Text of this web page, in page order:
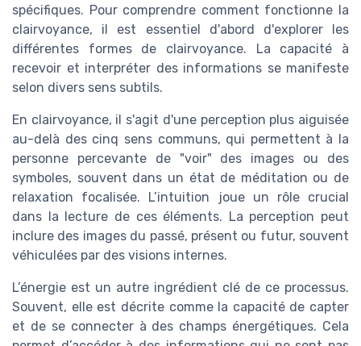
spécifiques. Pour comprendre comment fonctionne la
clairvoyance, il est essentiel d'abord d'explorer les
différentes formes de clairvoyance. La capacité à
recevoir et interpréter des informations se manifeste
selon divers sens subtils.
En clairvoyance, il s'agit d'une perception plus aiguisée
au-delà des cinq sens communs, qui permettent à la
personne percevante de "voir" des images ou des
symboles, souvent dans un état de méditation ou de
relaxation focalisée. L’intuition joue un rôle crucial
dans la lecture de ces éléments. La perception peut
inclure des images du passé, présent ou futur, souvent
véhiculées par des visions internes.
L’énergie est un autre ingrédient clé de ce processus.
Souvent, elle est décrite comme la capacité de capter
et de se connecter à des champs énergétiques. Cela